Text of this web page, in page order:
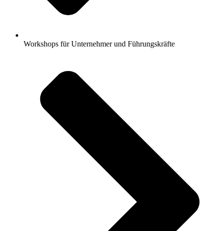
Workshops für Unternehmer und Führungskräfte